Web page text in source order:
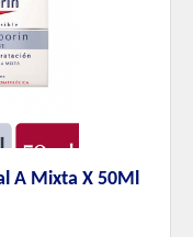
A Mixta X 50Ml